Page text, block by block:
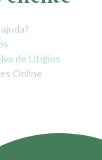
de Litígios
Online